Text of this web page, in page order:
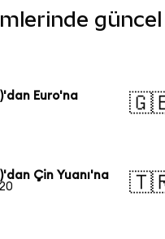
Euro'na
Çin Yuanı'na